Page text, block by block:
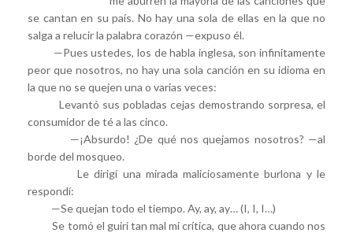
se cantan en su país. No hay una sola de ellas en la que no
salga a relucir la palabra corazón —expuso él.
—Pues ustedes, los de habla inglesa, son infinitamente
peor que nosotros, no hay una sola canción en su idioma en
la que no se quejen una o varias veces:
Levantó sus pobladas cejas demostrando sorpresa, el
consumidor de té a las cinco.
—¡Absurdo! ¿De qué nos quejamos nosotros? —al
borde del mosqueo.
Le dirigí una mirada maliciosamente burlona y le
respondí:
—Se quejan todo el tiempo. Ay, ay, ay… (I, I, I…)
Se tomó el guiri tan mal mi crítica, que ahora cuando nos